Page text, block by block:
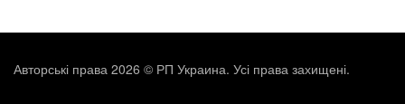
Авторські права 2026 © РП Украина. Усі права захищені.